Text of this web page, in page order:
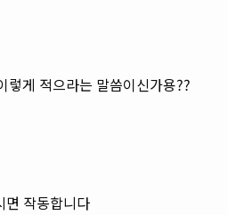
게 적으라는 말씀이신가용??
작동합니다